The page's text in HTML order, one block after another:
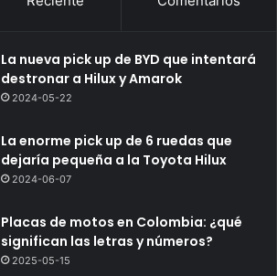
La nueva pick up de BYD que intentará
destronar a Hilux y Amarok
2024-05-22
La enorme pick up de 6 ruedas que
dejaría pequeña a la Toyota Hilux
2024-06-07
Placas de motos en Colombia: ¿qué
significan las letras y números?
2025-05-15